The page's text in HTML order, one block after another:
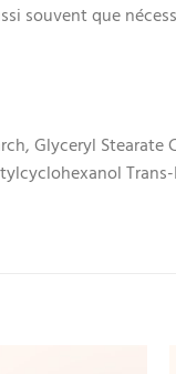
souvent que
Glyceryl